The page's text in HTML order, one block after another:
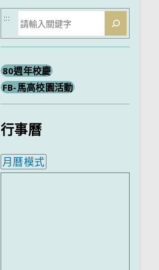
搜
尋
:::
80週年校慶
FB-馬高校園活動
行事曆
月曆模式